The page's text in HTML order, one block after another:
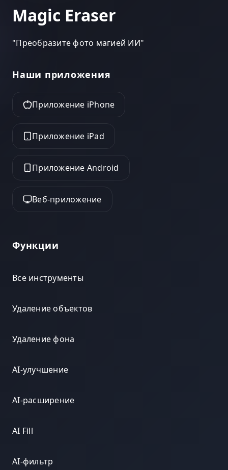
Magic Eraser
"Преобразите фото магией ИИ"
Наши приложения
Приложение iPhone
Приложение iPad
Приложение Android
Веб-приложение
Функции
Все инструменты
Удаление объектов
Удаление фона
AI-улучшение
AI-расширение
AI Fill
AI-фильтр